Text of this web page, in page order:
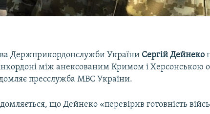
Держприкордонслужби України Сергій Дейнеко
між анексованим Кримом і Херсонською
пресслужба МВС України.
що Дейнеко «перевірив готовність